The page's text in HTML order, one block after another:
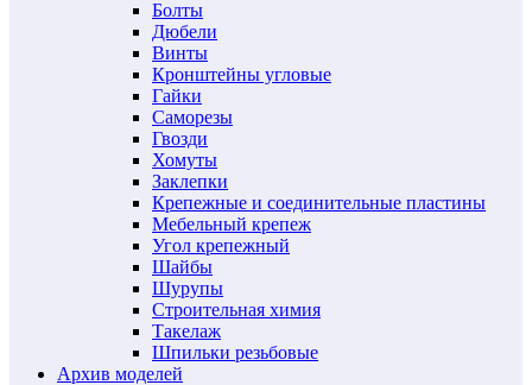
Болты
Дюбели
Винты
Кронштейны угловые
Гайки
Саморезы
Гвозди
Хомуты
Заклепки
Крепежные и соединительные пластины
Мебельный крепеж
Угол крепежный
Шайбы
Шурупы
Строительная химия
Такелаж
Шпильки резьбовые
Архив моделей